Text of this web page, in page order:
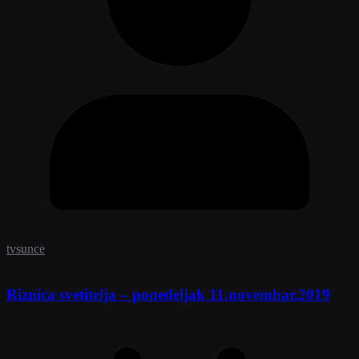
tvsunce
Riznica svetitelja – ponedeljak 11.novembar.2019